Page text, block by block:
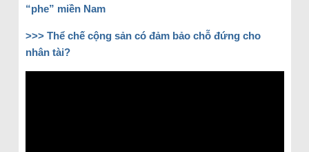
“phe” miền Nam
>>> Thể chế cộng sản có đảm bảo chỗ đứng cho
nhân tài?